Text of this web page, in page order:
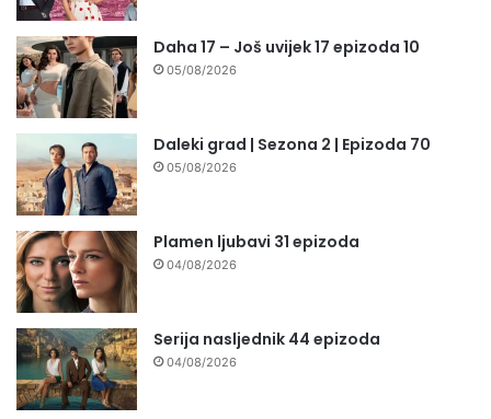
Daha 17 – Još uvijek 17 epizoda 10
05/08/2026
Daleki grad | Sezona 2 | Epizoda 70
05/08/2026
Plamen ljubavi 31 epizoda
04/08/2026
Serija nasljednik 44 epizoda
04/08/2026